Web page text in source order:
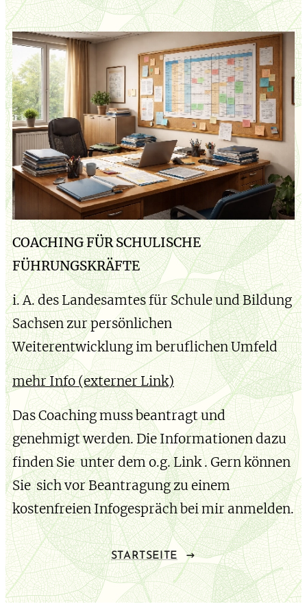
COACHING FÜR SCHULISCHE
FÜHRUNGSKRÄFTE
i. A. des Landesamtes für Schule und Bildung
Sachsen zur persönlichen
Weiterentwicklung im beruflichen Umfeld
mehr Info (externer Link)
Das Coaching muss beantragt und
genehmigt werden. Die Informationen dazu
finden Sie unter dem o.g. Link . Gern können
Sie sich vor Beantragung zu einem
kostenfreien Infogespräch bei mir anmelden.
STARTSEITE